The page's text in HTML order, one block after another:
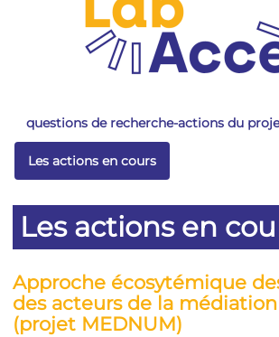
questions de recherche-actions du
Les actions en cours
Les actions en
Approche écosytémique
des acteurs de la
(projet MEDNUM)